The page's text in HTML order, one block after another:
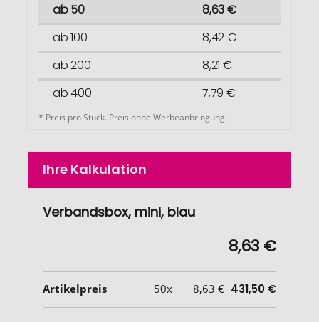
ab 50
8,63 €
ab 100
8,42 €
ab 200
8,21 €
ab 400
7,79 €
* Preis pro Stück. Preis ohne Werbeanbringung
Ihre Kalkulation
Verbandsbox, mini, blau
8,63 €
Artikelpreis 50x 8,63 € 431,50 €